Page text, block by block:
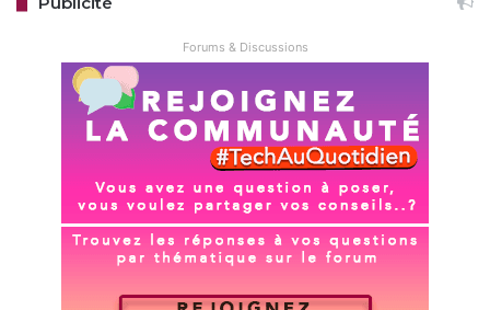
records !
Au-delà du rire, cette pub tombe dans un timing parfait,
juste une semaine avant la fin du support de Windows 10
le 14 octobre 2025, poussant des millions d’utilisateurs à
envisager une migration. Des sources sur le web notent
que, si les Macs sont effectivement plus imperméables aux
Forums & Discussions